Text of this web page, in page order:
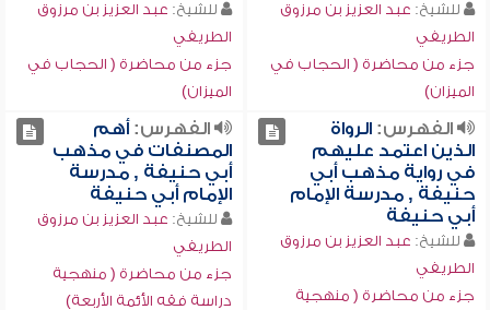
للشيخ: عبد العزيز بن مرزوق
الطريفي
جزء من محاضرة ( الحجاب في
الميزان)
للشيخ: عبد العزيز بن مرزوق
الطريفي
جزء من محاضرة ( الحجاب في
الميزان)
الفهرس:الرواة
الذين اعتمد عليهم
في رواية مذهب أبي
حنيفة , مدرسة الإمام
أبي حنيفة
للشيخ: عبد العزيز بن مرزوق
الطريفي
جزء من محاضرة ( منهجية
الفهرس:أهم
المصنفات في مذهب
أبي حنيفة , مدرسة
الإمام أبي حنيفة
للشيخ: عبد العزيز بن مرزوق
الطريفي
جزء من محاضرة ( منهجية
دراسة فقه الأئمة الأربعة)